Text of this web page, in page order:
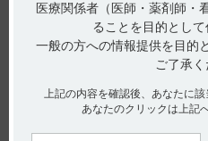
妊婦への投与に関する注意事項
電子添文には、妊婦への投与に
9．特定の背景を有する患者に
妊婦又は妊娠している可能性
医療関係者（医師・薬剤師・
ることを目的として
一般の方への情報提供を目的
ご了承く
上記の内容を確認後、あなたに該
あなたのクリックは上記